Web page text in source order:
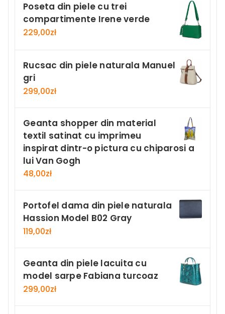
Poseta din piele cu trei
compartimente Irene verde
229,00zł
Rucsac din piele naturala Manuel
gri
299,00zł
Geanta shopper din material
textil satinat cu imprimeu
inspirat dintr-o pictura cu chiparosi a
lui Van Gogh
48,00zł
Portofel dama din piele naturala
Hassion Model B02 Gray
119,00zł
Geanta din piele lacuita cu
model sarpe Fabiana turcoaz
299,00zł